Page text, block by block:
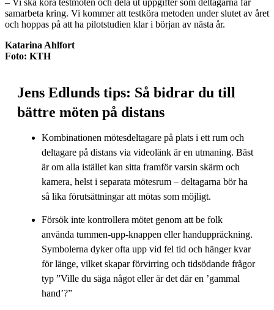
samarbeta kring. Vi kommer att testköra metoden under slutet av året
och hoppas på att ha pilotstudien klar i början av nästa år.
Katarina Ahlfort
Foto: KTH
Jens Edlunds tips: Så bidrar du till
bättre möten på distans
Kombinationen mötesdeltagare på plats i ett rum och
deltagare på distans via videolänk är en utmaning. Bäst
är om alla istället kan sitta framför varsin skärm och
kamera, helst i separata mötesrum – deltagarna bör ha
så lika förutsättningar att mötas som möjligt.
Försök inte kontrollera mötet genom att be folk
använda tummen-upp-knappen eller handuppräckning.
Symbolerna dyker ofta upp vid fel tid och hänger kvar
för länge, vilket skapar förvirring och tidsödande frågor
typ ”Ville du säga något eller är det där en ’gammal
hand’?”